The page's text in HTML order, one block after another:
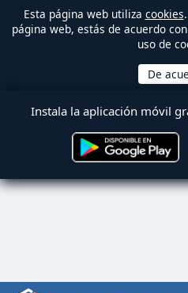
Esta página web utiliza cookies
página web, estás de acuerdo
uso de
Instala la aplicación móvil